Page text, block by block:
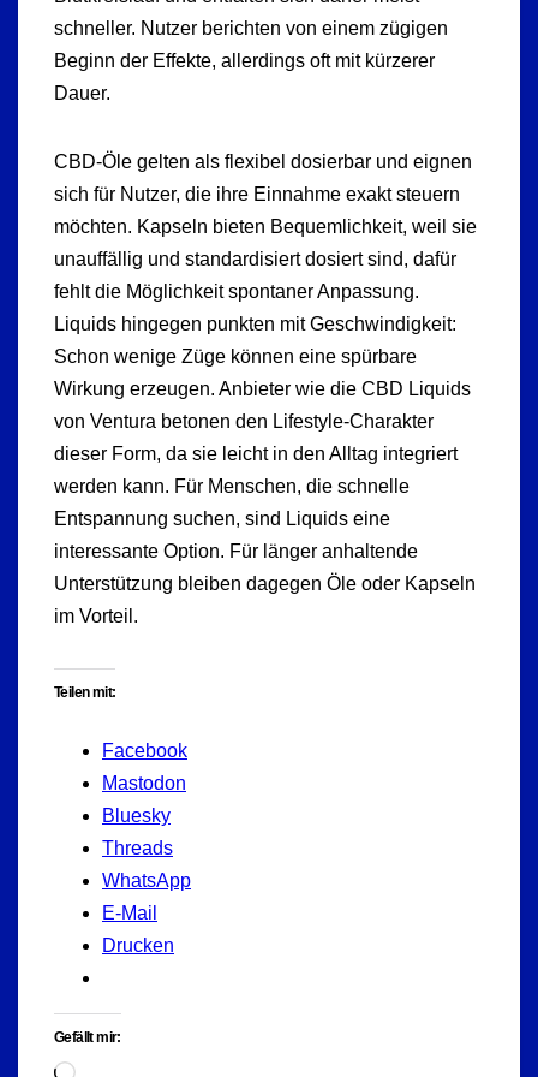
schneller. Nutzer berichten von einem zügigen
Beginn der Effekte, allerdings oft mit kürzerer
Dauer.
CBD-Öle gelten als flexibel dosierbar und eignen
sich für Nutzer, die ihre Einnahme exakt steuern
möchten. Kapseln bieten Bequemlichkeit, weil sie
unauffällig und standardisiert dosiert sind, dafür
fehlt die Möglichkeit spontaner Anpassung.
Liquids hingegen punkten mit Geschwindigkeit:
Schon wenige Züge können eine spürbare
Wirkung erzeugen. Anbieter wie die CBD Liquids
von Ventura betonen den Lifestyle-Charakter
dieser Form, da sie leicht in den Alltag integriert
werden kann. Für Menschen, die schnelle
Entspannung suchen, sind Liquids eine
interessante Option. Für länger anhaltende
Unterstützung bleiben dagegen Öle oder Kapseln
im Vorteil.
Teilen mit:
Facebook
Mastodon
Bluesky
Threads
WhatsApp
E-Mail
Drucken
Gefällt mir: